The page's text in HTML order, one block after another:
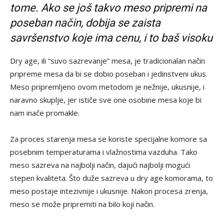
tome. Ako se još takvo meso pripremi na
poseban način, dobija se zaista
savršenstvo koje ima cenu, i to baš visoku
Dry age, ili “suvo sazrevanje” mesa, je tradicionalan način
pripreme mesa da bi se dobio poseban i jedinstveni ukus.
Meso pripremljeno ovom metodom je nežnije, ukusnije, i
naravno skuplje, jer ističe sve one osobine mesa koje bi
nam inače promakle.
Za proces starenja mesa se koriste specijalne komore sa
posebnim temperaturama i vlažnostima vazduha. Tako
meso sazreva na najbolji način, dajući najbolji mogući
stepen kvaliteta. Što duže sazreva u dry age komorama, to
meso postaje intezivnije i ukusnije. Nakon procesa zrenja,
meso se može pripremiti na bilo koji način.